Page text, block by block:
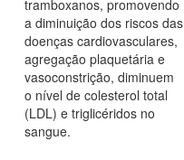
tramboxanos, promovendo
a diminuição dos riscos das
doenças cardiovasculares,
agregação plaquetária e
vasoconstrição, diminuem
o nível de colesterol total
(LDL) e triglicéridos no
sangue.